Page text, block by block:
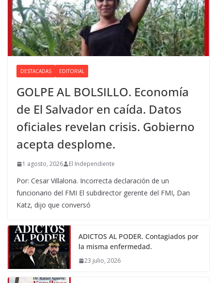
DESTACADAS EDITORIAL
GOLPE AL BOLSILLO. Economía
de El Salvador en caída. Datos
oficiales revelan crisis. Gobierno
acepta desplome.
1 agosto, 2026 El Independiente
Por: Cesar Villalona. Incorrecta declaración de un
funcionario del FMI El subdirector gerente del FMI, Dan
Katz, dijo que conversó
ADICTOS AL PODER. Contagiados por
la misma enfermedad.
23 julio, 2026